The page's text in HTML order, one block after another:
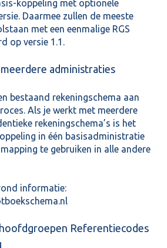
koppeling met optionele
Daarmee zullen de meeste
met een eenmalige RGS
op versie 1.1.
administraties
bestaand rekeningschema aan
Als je werkt met meerdere
rekeningschema’s is het
in één basisadministratie
te gebruiken in alle andere
informatie:
Referentiecodes